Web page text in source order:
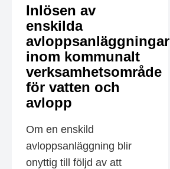
Inlösen av
enskilda
avloppsanläggningar
inom kommunalt
verksamhetsområde
för vatten och
avlopp
Om en enskild
avloppsanläggning blir
onyttig till följd av att